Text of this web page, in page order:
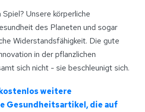
Unsere körperliche
des Planeten und sogar
Widerstandsfähigkeit. Die gute
in der pflanzlichen
sich nicht - sie beschleunigt sich.
weitere
Gesundheitsartikel, die auf